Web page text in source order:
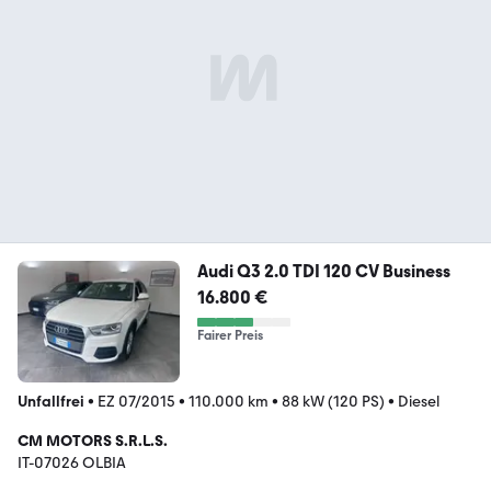
Audi Q3 2.0 TDI 120 CV Business
16.800 €
Fairer Preis
Unfallfrei • EZ 07/2015 • 110.000 km • 88 kW (120 PS) • Diesel
CM MOTORS S.R.L.S.
IT-07026 OLBIA